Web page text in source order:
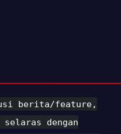
berita/feature,
dengan